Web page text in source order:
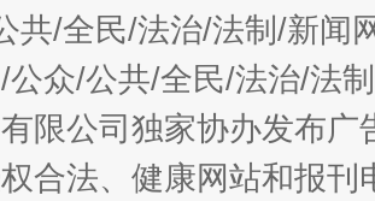
金库”的免责幌子
共/全民/法治/法制/新闻
公众/公共/全民/法治/法
有限公司独家协办发布
合法、健康网站和报